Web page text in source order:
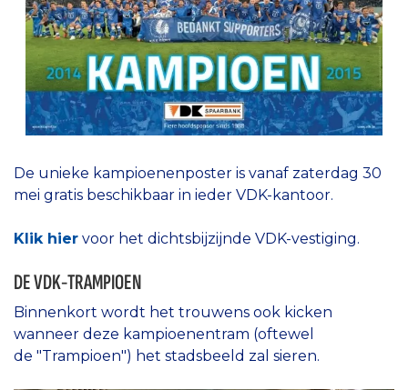
De unieke kampioenenposter is vanaf zaterdag 30
mei gratis beschikbaar in ieder VDK-kantoor.
Klik hier voor het dichtsbijzijnde VDK-vestiging.
DE VDK-TRAMPIOEN
Binnenkort wordt het trouwens ook kicken
wanneer deze kampioenentram (oftewel
de "Trampioen") het stadsbeeld zal sieren.